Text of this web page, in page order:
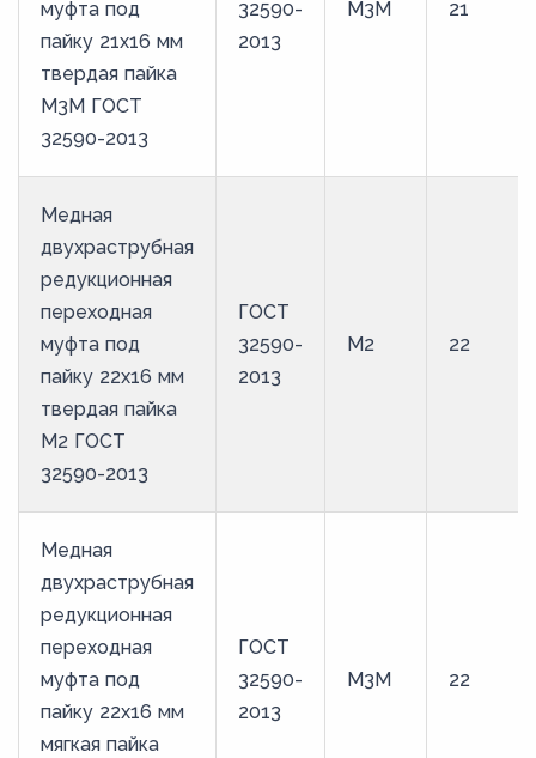
муфта под
пайку 21х16 мм
твердая пайка
М3М ГОСТ
32590-2013
32590-
2013
М3М 21
Медная
двухраструбная
редукционная
переходная
муфта под
пайку 22х16 мм
твердая пайка
М2 ГОСТ
32590-2013
ГОСТ
32590-
2013
М2 22
Медная
двухраструбная
редукционная
переходная
муфта под
пайку 22х16 мм
мягкая пайка
ГОСТ
32590-
2013
М3М 22